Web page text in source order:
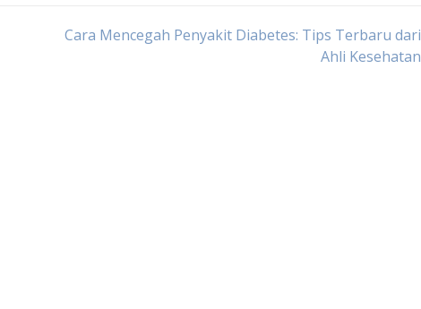
Cara Mencegah Penyakit Diabetes: Tips Terbaru dari
Ahli Kesehatan